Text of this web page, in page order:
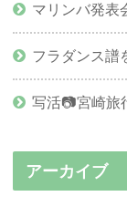
マリンバ発表
フラダンス譜
写活📷宮崎旅
アーカイブ